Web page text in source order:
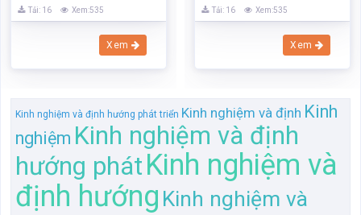
Tải: 16
Xem:535
Xem
Tải: 16
Xem:535
Xem
Kinh nghiệm và định hướng phát triển Kinh nghiệm và định Kinh
nghiệm Kinh nghiệm và định
hướng phátKinh nghiệm và
định hướng Kinh nghiệm và